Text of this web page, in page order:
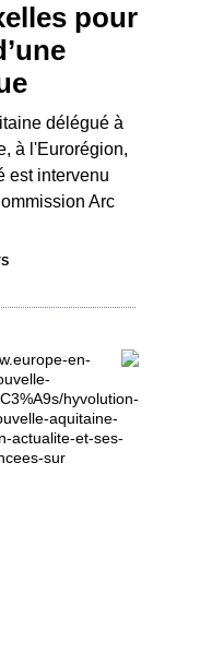
pour
délégué à
à l'Eurorégion,
est intervenu
Arc